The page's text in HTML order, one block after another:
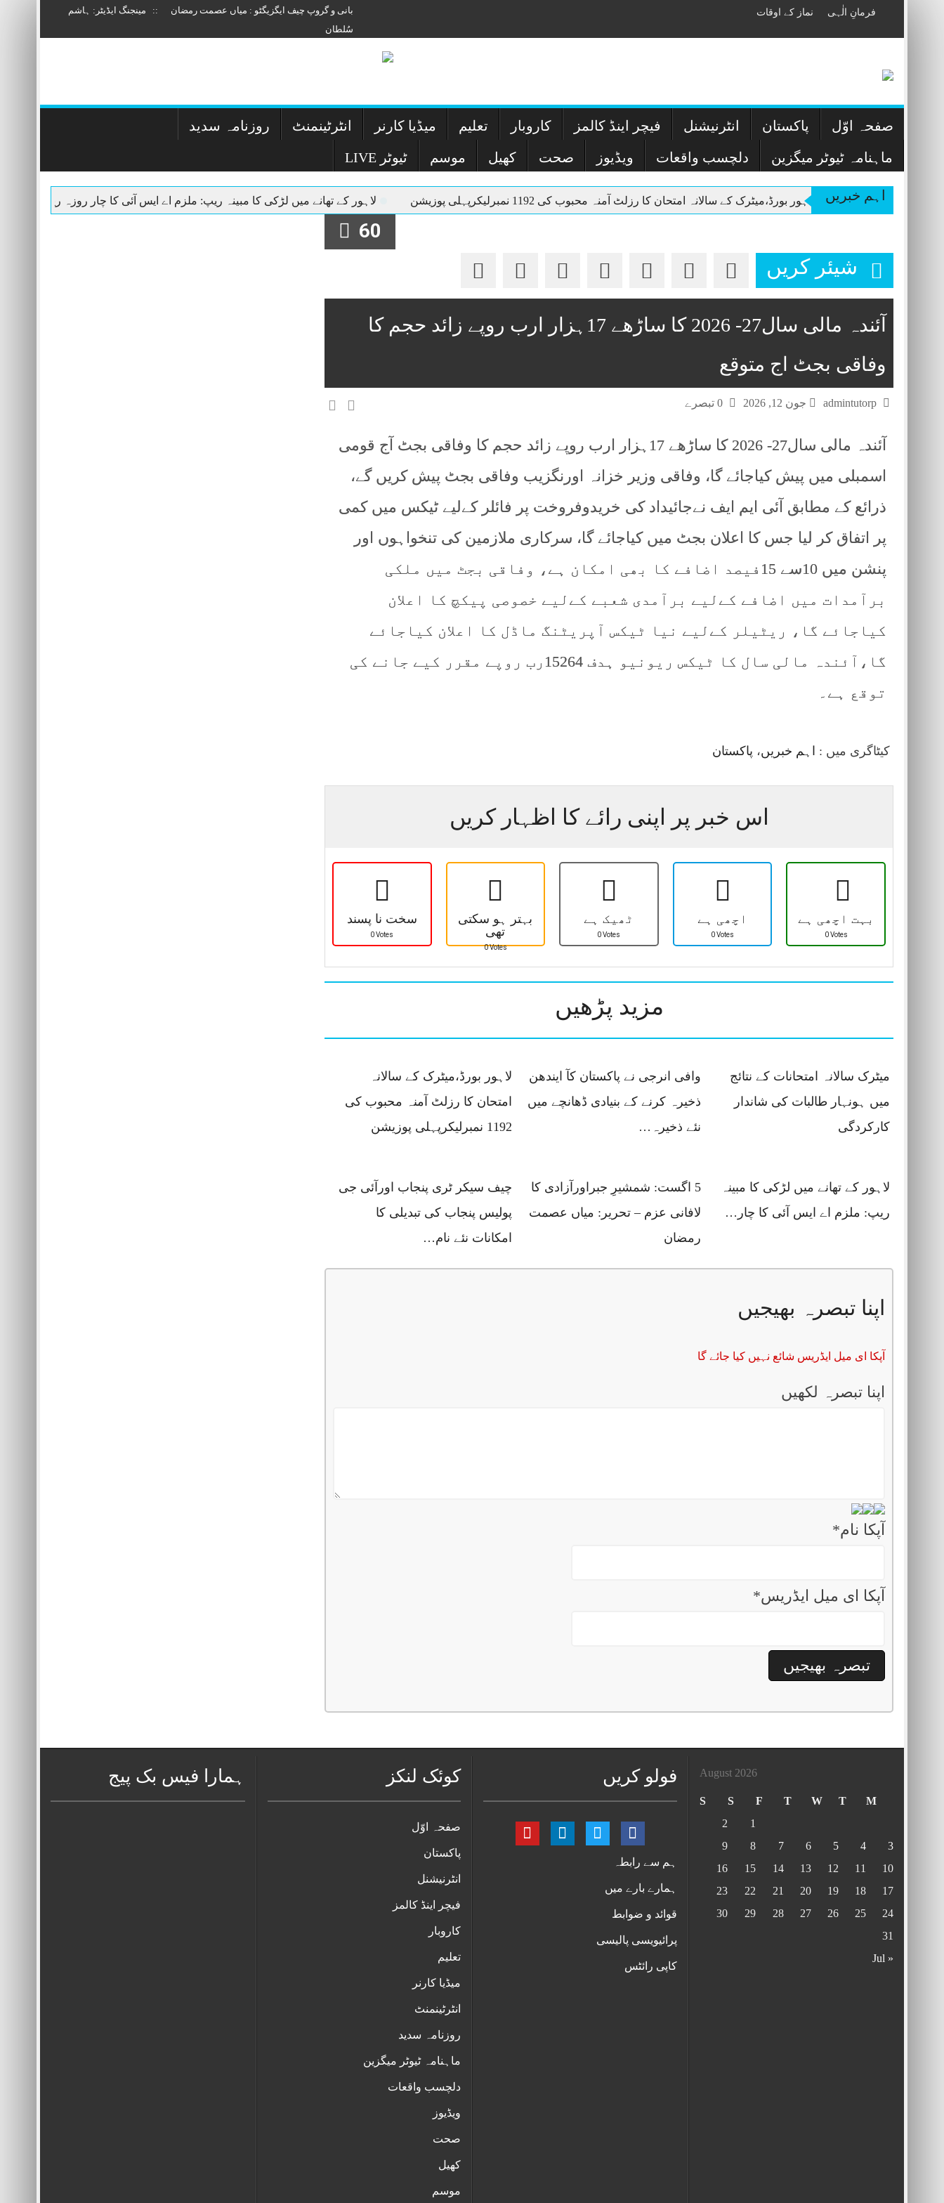
بانی و گروپ چیف ایگزیگٹو : میاں عصمت رمضان :: مینجنگ ایڈیٹر: ہاشم
سُلطان
فرمانِ الٰہی نماز کے اوقات
صفحہ اوّل پاکستان انٹرنیشنل فیچر اینڈ کالمز کاروبار تعلیم میڈیا کارنر انٹرٹینمنٹ روزنامہ سدید
ماہنامہ ٹیوٹر میگزین دلچسب واقعات ویڈیوز صحت کھیل موسم LIVE ٹیوٹر
اہم خبریں
امتحان کا رزلٹ آمنہ محبوب کی 1192 نمبرلیکرپہلی پوزیشن لاہور کے تھانے میں لڑکی کا مبینہ ریپ: ملزم اے ایس آئی کا چار روزہ ریمانڈ، ایس ایچ او سمیت 78 پولیس اہلکار معطل
60
شیئر کریں
آئندہ مالی سال27- 2026 کا ساڑھے 17ہزار ارب روپے زائد حجم کا
وفاقی بجٹ اج متوقع
admintutorp جون 12, 2026
آئندہ مالی سال27- 2026 کا ساڑھے 17ہزار ارب روپے زائد حجم کا وفاقی بجٹ آج قومی
اسمبلی میں پیش کیاجائے گا، وفاقی وزیر خزانہ اورنگزیب وفاقی بجٹ پیش کریں گے،
ذرائع کے مطابق آئی ایم ایف نےجائیداد کی خریدوفروخت پر فائلر کےلیے ٹیکس میں کمی
پر اتفاق کر لیا جس کا اعلان بجٹ میں کیاجائے گا، سرکاری ملازمین کی تنخواہوں اور
پنشن میں 10سے 15فیصد اضافے کا بھی امکان ہے، وفاقی بجٹ میں ملکی
برآمدات میں اضافے کےلیے برآمدی شعبے کےلیے خصوصی پیکچ کا اعلان
کیاجائے گا، ریٹیلر کےلیے نیا ٹیکس آپریٹنگ ماڈل کا اعلان کیاجائے
گا،آئندہ مالی سال کا ٹیکس ریونیو ہدف 15264رب روپے مقرر کیے جانے کی
توقع ہے۔
کیٹاگری میں : اہم خبریں، پاکستان
اس خبر پر اپنی رائے کا اظہار کریں
سخت نا پسند
0 Votes
بہتر ہو سکتی
تھی
0 Votes
ٹھیک ہے
0 Votes
اچھی ہے
0 Votes
بہت اچھی ہے
0 Votes
مزید پڑھیں
میٹرک سالانہ امتحانات کے نتائج
میں ہونہار طالبات کی شاندار
کارکردگی
وافی انرجی نے پاکستان کآ ایندھن
ذخیرہ کرنے کے بنیادی ڈھانچے میں
نئے ذخیرہ…
لاہور بورڈ،میٹرک کے سالانہ
امتحان کا رزلٹ آمنہ محبوب کی
1192 نمبرلیکرپہلی پوزیشن
لاہور کے تھانے میں لڑکی کا مبینہ
ریپ: ملزم اے ایس آئی کا چار…
5 اگست: شمشیرِ جبراورآزادی کا
لافانی عزم – ​تحریر: میاں عصمت
رمضان
چیف سیکر ٹری پنجاب اورآئی جی
پولیس پنجاب کی تبدیلی کا
امکانات نئے نام…
اپنا تبصرہ بھیجیں
آپکا ای میل ایڈریس شائع نہیں کیا جائے گا
اپنا تبصرہ لکھیں
آپکا نام*
آپکا ای میل ایڈریس*
ہمارا فیس بک پیج کوئک لنکز
صفحہ اوّل
پاکستان
انٹرنیشنل
فیچر اینڈ کالمز
کاروبار
تعلیم
میڈیا کارنر
انٹرٹینمنٹ
روزنامہ سدید
ماہنامہ ٹیوٹر میگزین
دلچسب واقعات
ویڈیوز
صحت
کھیل
موسم
فولو کریں
ہم سے رابطہ
ہمارے بارے میں
قوائد و ضوابط
پرائیویسی پالیسی
کاپی رائٹس
August 2026
M
T
W
T
F
S
S
« Jul
1
2
3
4
5
6
7
8
9
10
11
12
13
14
15
16
17
18
19
20
21
22
23
24
25
26
27
28
29
30
31